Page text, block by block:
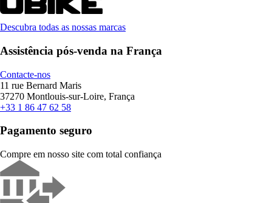
Descubra todas as nossas marcas
Assistência pós-venda na França
Contacte-nos
11 rue Bernard Maris
37270 Montlouis-sur-Loire, França
+33 1 86 47 62 58
Pagamento seguro
Compre em nosso site com total confiança